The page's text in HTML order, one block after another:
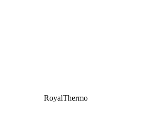
RoyalThermo